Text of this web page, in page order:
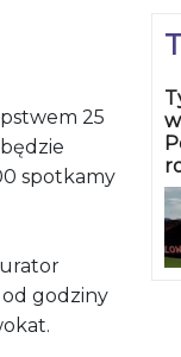
25
spotkamy
godziny